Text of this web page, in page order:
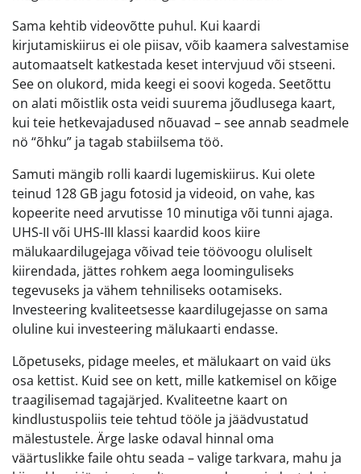
Sama kehtib videovõtte puhul. Kui kaardi
kirjutamiskiirus ei ole piisav, võib kaamera salvestamise
automaatselt katkestada keset intervjuud või stseeni.
See on olukord, mida keegi ei soovi kogeda. Seetõttu
on alati mõistlik osta veidi suurema jõudlusega kaart,
kui teie hetkevajadused nõuavad – see annab seadmele
nö “õhku” ja tagab stabiilsema töö.
Samuti mängib rolli kaardi lugemiskiirus. Kui olete
teinud 128 GB jagu fotosid ja videoid, on vahe, kas
kopeerite need arvutisse 10 minutiga või tunni ajaga.
UHS-II või UHS-III klassi kaardid koos kiire
mälukaardilugejaga võivad teie töövoogu oluliselt
kiirendada, jättes rohkem aega loominguliseks
tegevuseks ja vähem tehniliseks ootamiseks.
Investeering kvaliteetsesse kaardilugejasse on sama
oluline kui investeering mälukaarti endasse.
Lõpetuseks, pidage meeles, et mälukaart on vaid üks
osa kettist. Kuid see on kett, mille katkemisel on kõige
traagilisemad tagajärjed. Kvaliteetne kaart on
kindlustuspoliis teie tehtud tööle ja jäädvustatud
mälestustele. Ärge laske odaval hinnal oma
väärtuslikke faile ohtu seada – valige tarkvara, mahu ja